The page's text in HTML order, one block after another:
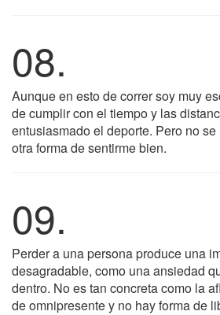
08.
Aunque en esto de correr soy muy
de cumplir con el tiempo y las
entusiasmado el deporte. Pero no
otra forma de sentirme bien.
09.
Perder a una persona produce una
desagradable, como una ansiedad
dentro. No es tan concreta como la
de omnipresente y no hay forma de